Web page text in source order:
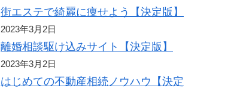
街エステで綺麗に痩せよう【決定版】
2023年3月2日
離婚相談駆け込みサイト【決定版】
2023年3月2日
はじめての不動産相続ノウハウ【決定